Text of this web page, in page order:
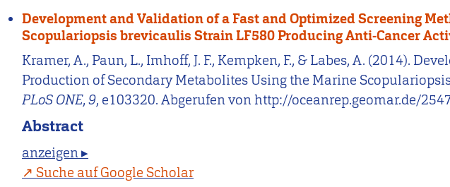
Development and Validation of a Fast and Optimized Screening
Scopulariopsis brevicaulis Strain LF580 Producing Anti-Cancer
Kramer, A., Paun, L., Imhoff, J. F., Kempken, F., & Labes, A. (2014).
Production of Secondary Metabolites Using the Marine
PLoS ONE,9, e103320. Abgerufen von http://oceanrep.geomar.de/
Abstract
anzeigen ▸
Suche auf Google Scholar